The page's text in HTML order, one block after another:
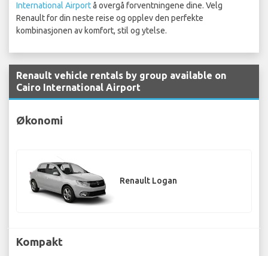
International Airportå overgå forventningene dine. Velg
Renault for din neste reise og opplev den perfekte
kombinasjonen av komfort, stil og ytelse.
Renault vehicle rentals by group available on
Cairo International Airport
Økonomi
Renault Logan
Kompakt